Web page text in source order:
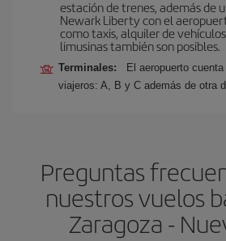
estación de trenes, además de
Newark Liberty con el
como taxis, alquiler de
limusinas también son posibles.
Terminales:
El aeropuerto
viajeros: A, B y C además de otra
Preguntas
nuestros vuelos
Zaragoza -